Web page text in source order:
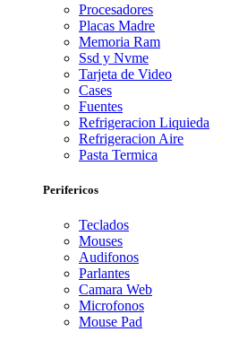
Procesadores
Placas Madre
Memoria Ram
Ssd y Nvme
Tarjeta de Video
Cases
Fuentes
Refrigeracion Liquieda
Refrigeracion Aire
Pasta Termica
Perifericos
Teclados
Mouses
Audifonos
Parlantes
Camara Web
Microfonos
Mouse Pad